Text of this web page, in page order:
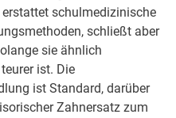
erstattet schulmedizinische
schließt aber
sie ähnlich
ist. Die
ist Standard, darüber
Zahnersatz zum